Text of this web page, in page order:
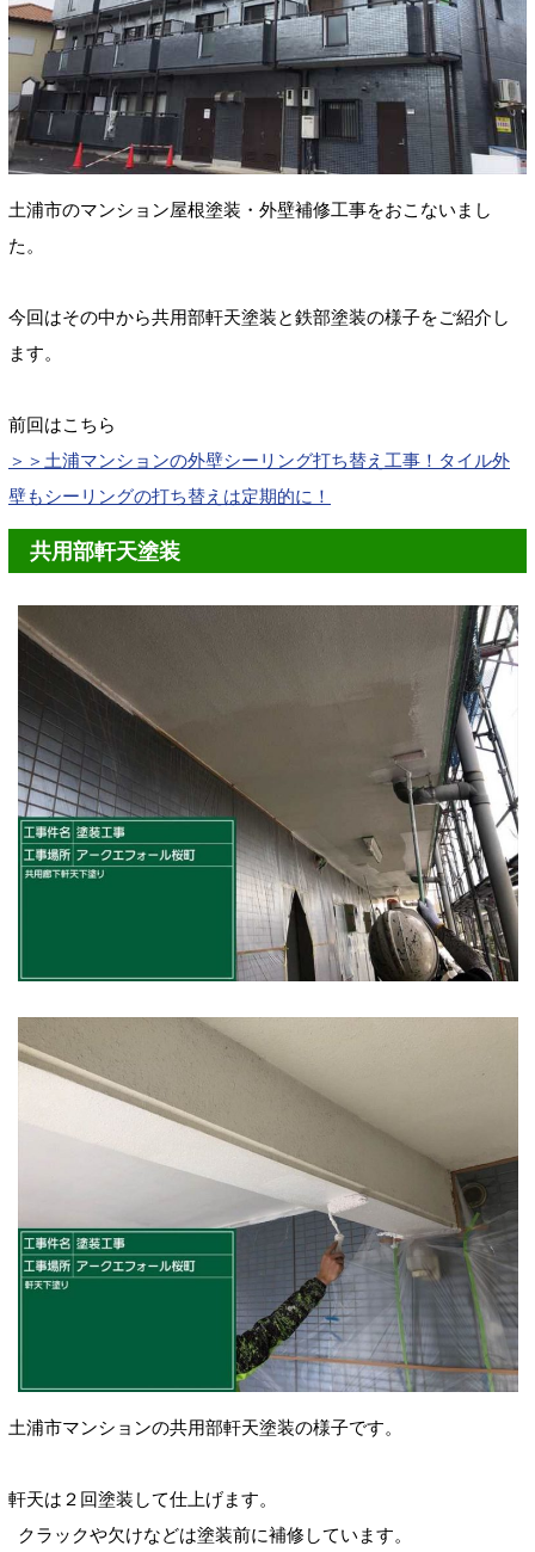
土浦市のマンション屋根塗装・外壁補修工事をおこないまし
た。
今回はその中から共用部軒天塗装と鉄部塗装の様子をご紹介し
ます。
前回はこちら
＞＞土浦マンションの外壁シーリング打ち替え工事！タイル外
壁もシーリングの打ち替えは定期的に！
共用部軒天塗装
土浦市マンションの共用部軒天塗装の様子です。
軒天は２回塗装して仕上げます。
クラックや欠けなどは塗装前に補修しています。